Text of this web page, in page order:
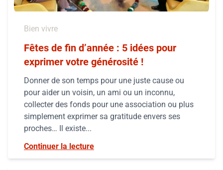
Bien vivre
Fêtes de fin d’année : 5 idées pour
exprimer votre générosité !
Donner de son temps pour une juste cause ou
pour aider un voisin, un ami ou un inconnu,
collecter des fonds pour une association ou plus
simplement exprimer sa gratitude envers ses
proches… Il existe...
Continuer la lecture